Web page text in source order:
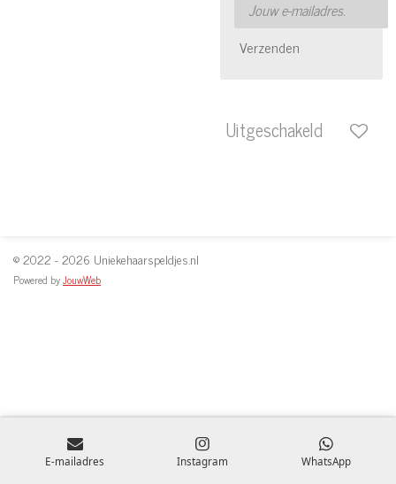
Verzenden
Uitgeschakeld
© 2022 - 2026 Uniekehaarspeldjes.nl
Powered byJouwWeb
E-mailadres Instagram WhatsApp